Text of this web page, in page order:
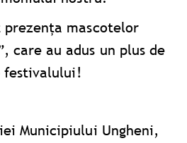
mascotelor
care au adus un plus de
festivalului!
Municipiului Ungheni,